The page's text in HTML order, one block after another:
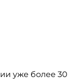
уже более